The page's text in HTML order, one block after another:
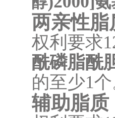
两亲性脂
权利要求
酰磷脂酰
的至少1个
辅助脂质